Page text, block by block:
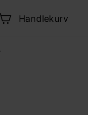
Handlekurv